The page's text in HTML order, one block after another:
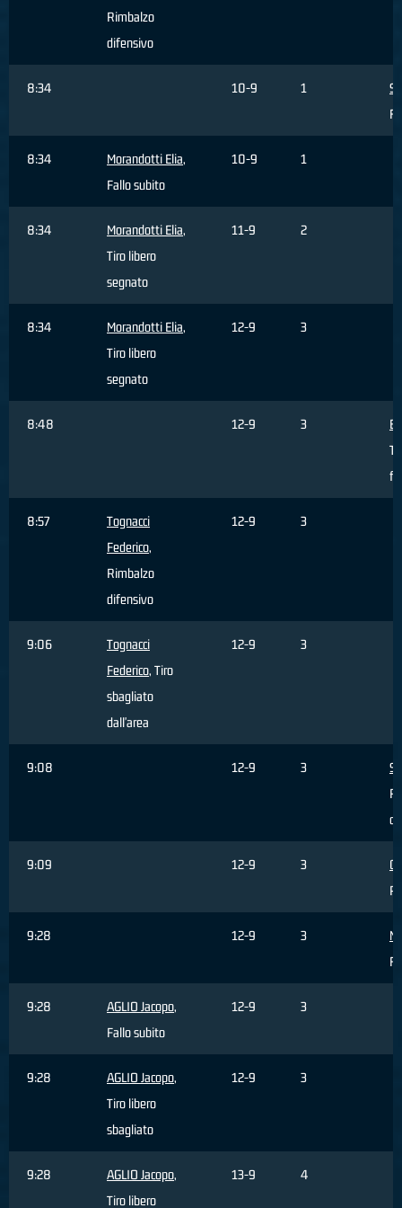
Rimbalzo
difensivo
8:34 10-9 1
8:34 Morandotti Elia,
Fallo subito
10-9 1
8:34 Morandotti Elia,
Tiro libero
segnato
11-9 2
8:34 Morandotti Elia,
Tiro libero
segnato
12-9 3
8:48 12-9 3
8:57
Tognacci
Federico,
Rimbalzo
difensivo
12-9 3
9:06
Tognacci
Federico, Tiro
sbagliato
dall'area
12-9 3
9:08 12-9 3
9:09 12-9 3
9:28 12-9 3
9:28 AGLIO Jacopo,
Fallo subito
12-9 3
9:28 AGLIO Jacopo,
Tiro libero
sbagliato
12-9 3
9:28 AGLIO Jacopo,
Tiro libero
13-9 4